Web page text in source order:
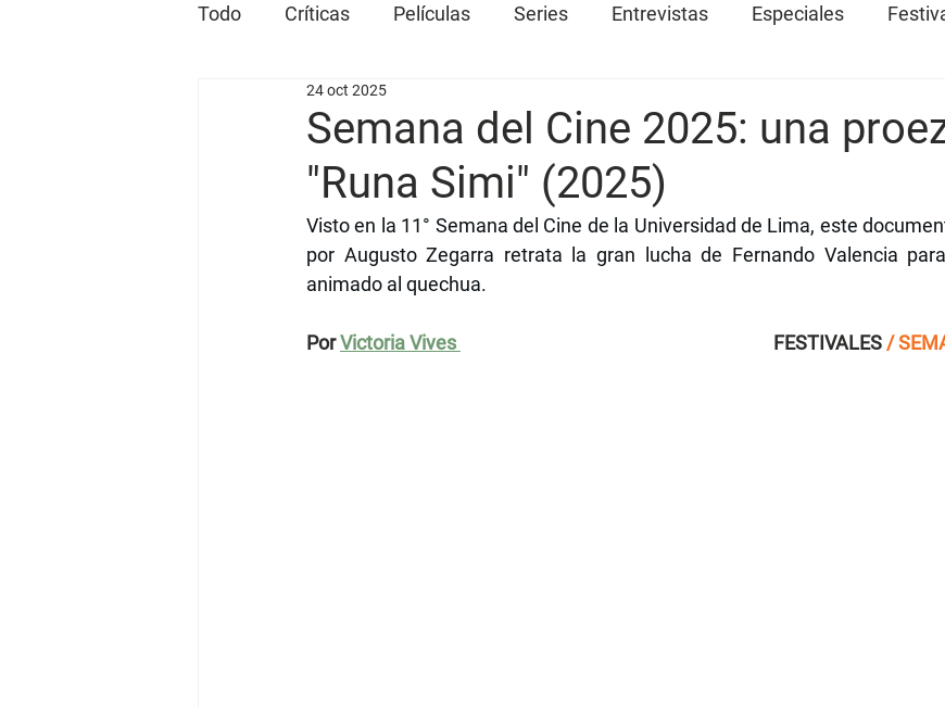
Todo Críticas Películas Series Entrevistas Especiales
Semana del Cine 2025: una
"Runa Simi" (2025)
24 oct 2025
Visto en la 11° Semana del Cine de la Universidad de Lima, este
por Augusto Zegarra retrata la gran lucha de Fernando Valencia
animado al quechua.
Por Victoria Vives FESTIVALES /